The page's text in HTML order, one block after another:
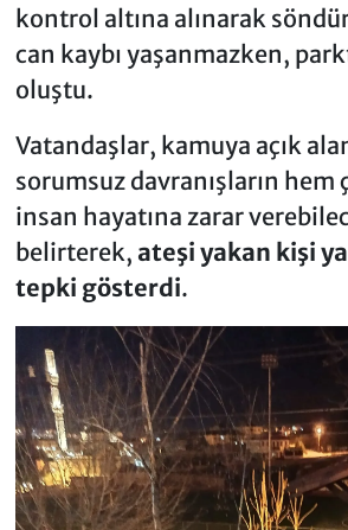
kontrol altına alınarak
can kaybı yaşanmazken,
oluştu.
Vatandaşlar, kamuya açık
sorumsuz davranışların hem
insan hayatına zarar
belirterek, ateşi yakan kişi
tepki gösterdi.